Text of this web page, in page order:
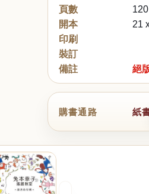
頁數
120
開本
21
印刷
裝訂
備註
絕
購書通路 紙